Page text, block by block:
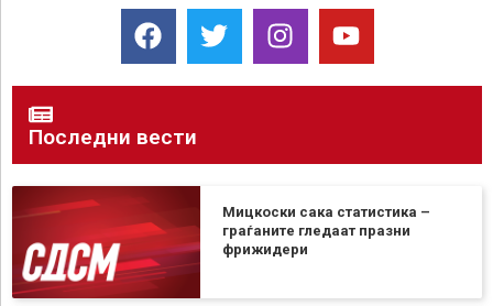
Последни вести
Мицкоски сака статистика –
граѓаните гледаат празни
фрижидери